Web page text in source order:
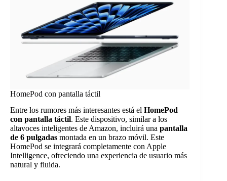
HomePod con pantalla táctil
Entre los rumores más interesantes está el HomePod
con pantalla táctil. Este dispositivo, similar a los
altavoces inteligentes de Amazon, incluirá una pantalla
de 6 pulgadas montada en un brazo móvil. Este
HomePod se integrará completamente con Apple
Intelligence, ofreciendo una experiencia de usuario más
natural y fluida.